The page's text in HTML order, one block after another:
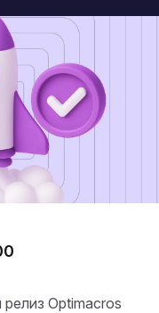
Optimacros